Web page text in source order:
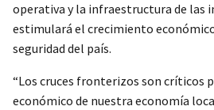
operativa y la infraestructura de las
estimulará el crecimiento
seguridad del país.
“Los cruces fronterizos son críticos
económico de nuestra economía